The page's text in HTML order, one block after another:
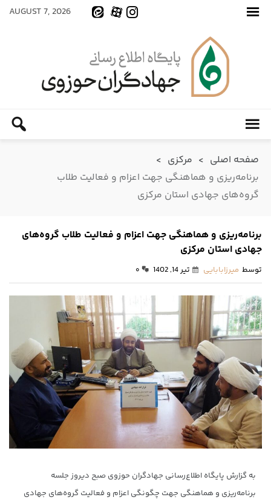
AUGUST 7, 2026
صفحه اصلی > مرکزی >
برنامه‌ریزی و هماهنگی جهت اعزام و فعالیت طلاب
گروه‌های جهادی استان مرکزی
برنامه‌ریزی و هماهنگی جهت اعزام و فعالیت طلاب گروه‌های
جهادی استان مرکزی
توسط میرزابابایی تیر 14, 1402 ۰
به گزارش پایگاه اطلاع‌رسانی جهادگران حوزوی صبح دیروز جلسه
برنامه‌ریزی و هماهنگی جهت چگونگی اعزام و فعالیت گروه‌های جهادی